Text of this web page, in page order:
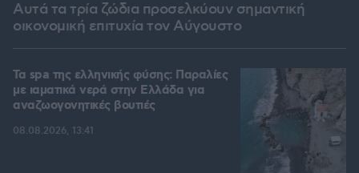
Αυτά τα τρία ζώδια προσελκύουν σημαντική
οικονομική επιτυχία τον Αύγουστο
Τα spa της ελληνικής φύσης: Παραλίες
με ιαματικά νερά στην Ελλάδα για
αναζωογονητικές βουτιές
08.08.2026, 13:41